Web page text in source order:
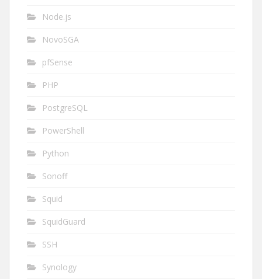
Node.js
NovoSGA
pfSense
PHP
PostgreSQL
PowerShell
Python
Sonoff
Squid
SquidGuard
SSH
Synology